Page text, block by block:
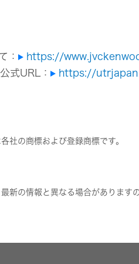
：
https://
式URL：
https://
社の商標および登録商標です。
新の情報と異なる場合があります